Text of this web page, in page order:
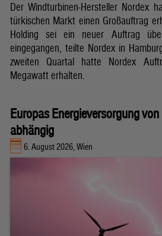
Der Windturbinen-Hersteller Nordex
türkischen Markt einen Großauftrag
Holding sei ein neuer Auftrag
eingegangen, teilte Nordex in
zweiten Quartal hatte Nordex
Megawatt erhalten.
Europas Energieversorgung
abhängig
6. August 2026, Wien